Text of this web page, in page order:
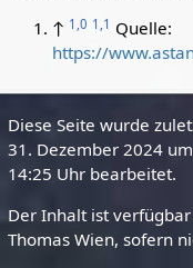
↑ 1,0 1,1 Quelle:
https://
Diese Seite wurde
31. Dezember 2024 um
14:25 Uhr bearbeitet.
Der Inhalt ist
Thomas Wien, sofern